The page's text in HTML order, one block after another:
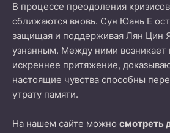
В процессе преодоления
сближаются вновь. Сун Юань Е
защищая и поддерживая Лян Цин
узнанным. Между ними возникает
искреннее притяжение,
настоящие чувства способны
утрату памяти.
На нашем сайте можно смотреть